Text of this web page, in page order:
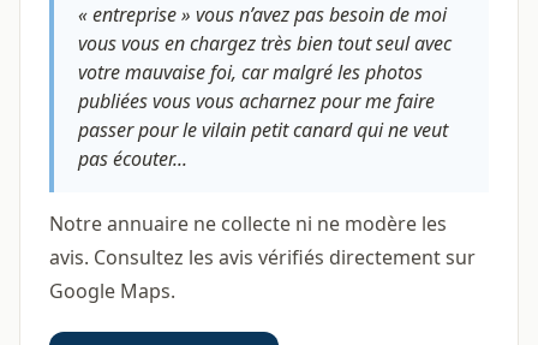
« entreprise » vous n’avez pas besoin de moi
vous vous en chargez très bien tout seul avec
votre mauvaise foi, car malgré les photos
publiées vous vous acharnez pour me faire
passer pour le vilain petit canard qui ne veut
pas écouter...
Notre annuaire ne collecte ni ne modère les
avis. Consultez les avis vérifiés directement sur
Google Maps.